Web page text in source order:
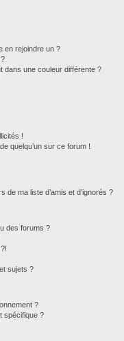
en rejoindre un ?
dans une couleur différente ?
!
quelqu’un sur ce forum !
de ma liste d’amis et d’ignorés ?
des forums ?
sujets ?
?
spécifique ?